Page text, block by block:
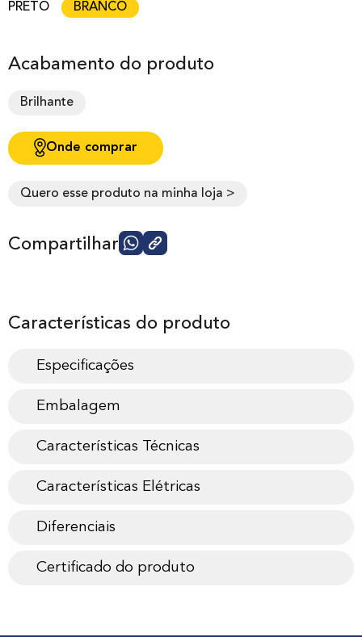
PRETO BRANCO
Acabamento do produto
Brilhante
Onde comprar
Quero esse produto na minha loja >
Compartilhar
Características do produto
Especificações
Embalagem
Características Técnicas
Características Elétricas
Diferenciais
Certificado do produto